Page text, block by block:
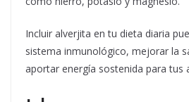
Incluir alverjita en tu dieta diaria
sistema inmunológico, mejorar la
aportar energía sostenida para tus